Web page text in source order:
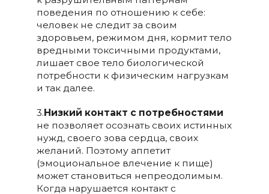
поведения по отношению к себе:
человек не следит за своим
здоровьем, режимом дня, кормит тело
вредными токсичными продуктами,
лишает свое тело биологической
потребности к физическим нагрузкам
и так далее.
3. Низкий контакт с потребностями
не позволяет осознать своих истинных
нужд, своего зова сердца, своих
желаний. Поэтому аппетит
(эмоциональное влечение к пище)
может становиться непреодолимым.
Когда нарушается контакт с